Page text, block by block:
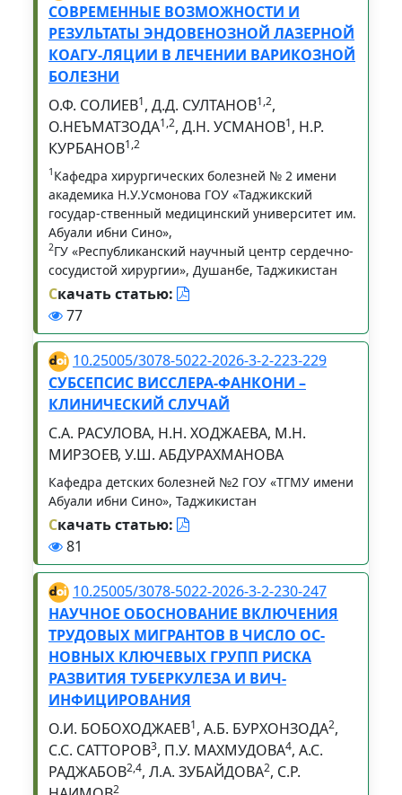
СОВРЕМЕННЫЕ ВОЗМОЖНОСТИ И
РЕЗУЛЬТАТЫ ЭНДОВЕНОЗНОЙ ЛАЗЕРНОЙ
КОАГУ-ЛЯЦИИ В ЛЕЧЕНИИ ВАРИКОЗНОЙ
БОЛЕЗНИ
О.Ф. СОЛИЕВ1, Д.Д. СУЛТАНОВ1,2,
О.НЕЪМАТЗОДА1,2, Д.Н. УСМАНОВ1, Н.Р.
КУРБАНОВ1,2
1 Кафедра хирургических болезней № 2 имени
академика Н.У.Усмонова ГОУ «Таджикский
государ-ственный медицинский университет им.
Абуали ибни Сино»,
2ГУ «Республиканский научный центр сердечно-
сосудистой хирургии», Душанбе, Таджикистан
Скачать статью:
77
10.25005/3078-5022-2026-3-2-223-229
СУБСЕПСИС ВИССЛЕРА-ФАНКОНИ –
КЛИНИЧЕСКИЙ СЛУЧАЙ
С.А. РАСУЛОВА, Н.Н. ХОДЖАЕВА, М.Н.
МИРЗОЕВ, У.Ш. АБДУРАХМАНОВА
Кафедра детских болезней №2 ГОУ «ТГМУ имени
Абуали ибни Сино», Таджикистан
Скачать статью:
81
10.25005/3078-5022-2026-3-2-230-247
НАУЧНОЕ ОБОСНОВАНИЕ ВКЛЮЧЕНИЯ
ТРУДОВЫХ МИГРАНТОВ В ЧИСЛО ОС-
НОВНЫХ КЛЮЧЕВЫХ ГРУПП РИСКА
РАЗВИТИЯ ТУБЕРКУЛЕЗА И ВИЧ-
ИНФИЦИРОВАНИЯ
О.И. БОБОХОДЖАЕВ1, А.Б. БУРХОНЗОДА2,
С.С. САТТОРОВ3, П.У. МАХМУДОВА4, А.С.
РАДЖАБОВ2,4, Л.А. ЗУБАЙДОВА2, С.Р.
2